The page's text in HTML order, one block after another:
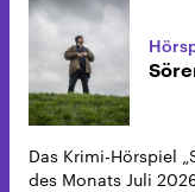
Das Krimi-Hörspiel
des Monats Juli